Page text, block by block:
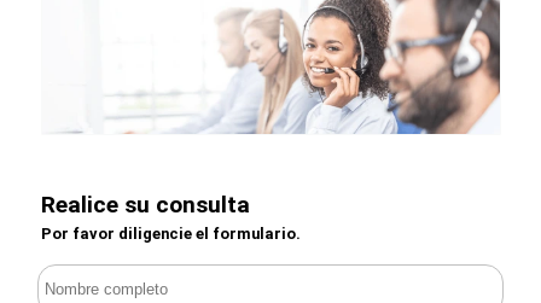
Realice su consulta
Por favor diligencie el formulario.